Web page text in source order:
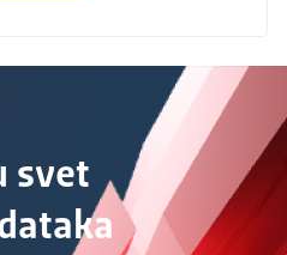
svet